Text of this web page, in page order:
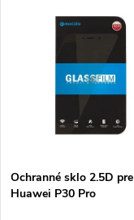
Ochranné sklo 2.5D pre
Huawei P30 Pro